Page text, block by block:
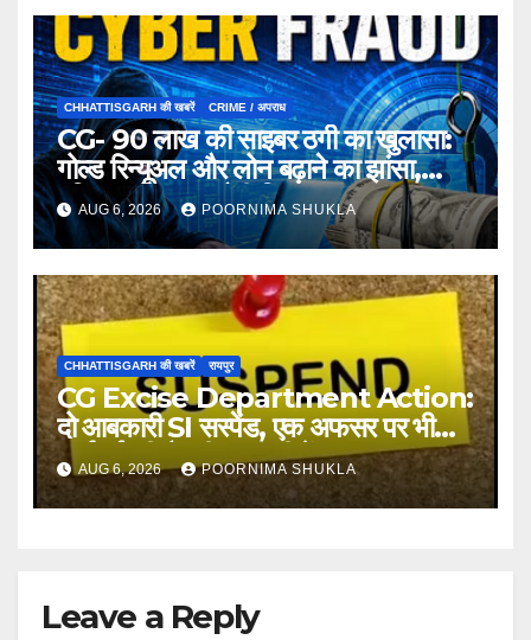
CHHATTISGARH की खबरें CRIME / अपराध
CG- 90 लाख की साइबर ठगी का खुलासा:
गोल्ड रिन्यूअल और लोन बढ़ाने का झांसा,
महिला समेत 3 आरोपी गिरफ्तार…
AUG 6, 2026 POORNIMA SHUKLA
CHHATTISGARH की खबरें रायपुर
CG Excise Department Action:
दो आबकारी SI सस्पेंड, एक अफसर पर भी
कार्रवाई की तैयारी; गड़बड़ी में बड़ा एक्शन…
AUG 6, 2026 POORNIMA SHUKLA
Leave a Reply